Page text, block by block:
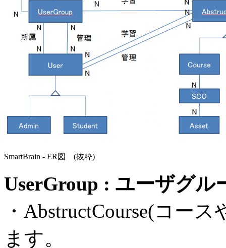
SmartBrain - ER図 (抜粋)
UserGroup : ユーザグル
・AbstructCourse(コー
ます。